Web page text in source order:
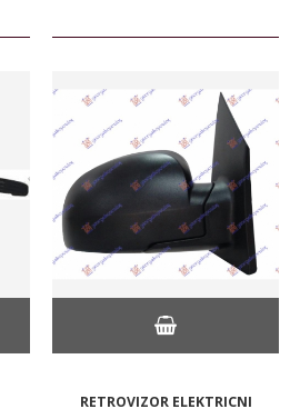
RETROVIZOR ELEKTRICNI